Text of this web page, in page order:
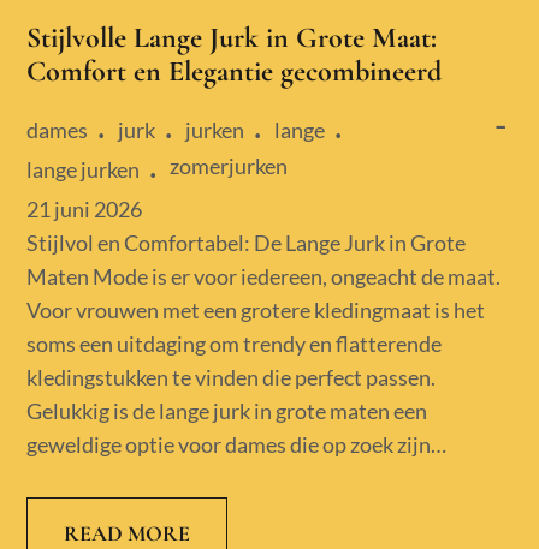
Stijlvolle Lange Jurk in Grote Maat:
Comfort en Elegantie gecombineerd
dames jurk jurken
lange
lange jurken
zomerjurken
Posted
on
21 juni 2026
Stijlvol en Comfortabel: De Lange Jurk in Grote
Maten Mode is er voor iedereen, ongeacht de maat.
Voor vrouwen met een grotere kledingmaat is het
soms een uitdaging om trendy en flatterende
kledingstukken te vinden die perfect passen.
Gelukkig is de lange jurk in grote maten een
geweldige optie voor dames die op zoek zijn…
READ MORE